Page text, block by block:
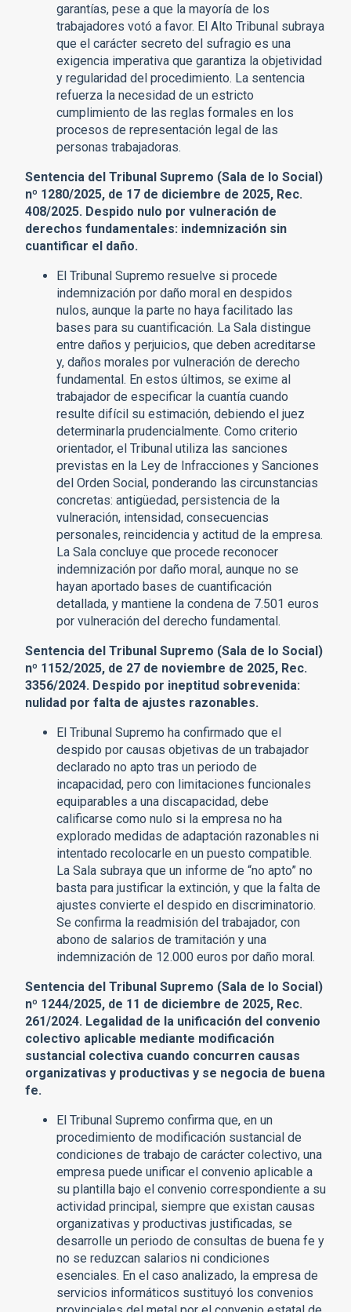
garantías, pese a que la mayoría de los
trabajadores votó a favor. El Alto Tribunal subraya
que el carácter secreto del sufragio es una
exigencia imperativa que garantiza la objetividad
y regularidad del procedimiento. La sentencia
refuerza la necesidad de un estricto
cumplimiento de las reglas formales en los
procesos de representación legal de las
personas trabajadoras.
Sentencia del Tribunal Supremo (Sala de lo Social)
nº 1280/2025, de 17 de diciembre de 2025, Rec.
408/2025. Despido nulo por vulneración de
derechos fundamentales: indemnización sin
cuantificar el daño.
El Tribunal Supremo resuelve si procede
indemnización por daño moral en despidos
nulos, aunque la parte no haya facilitado las
bases para su cuantificación. La Sala distingue
entre daños y perjuicios, que deben acreditarse
y, daños morales por vulneración de derecho
fundamental. En estos últimos, se exime al
trabajador de especificar la cuantía cuando
resulte difícil su estimación, debiendo el juez
determinarla prudencialmente. Como criterio
orientador, el Tribunal utiliza las sanciones
previstas en la Ley de Infracciones y Sanciones
del Orden Social, ponderando las circunstancias
concretas: antigüedad, persistencia de la
vulneración, intensidad, consecuencias
personales, reincidencia y actitud de la empresa.
La Sala concluye que procede reconocer
indemnización por daño moral, aunque no se
hayan aportado bases de cuantificación
detallada, y mantiene la condena de 7.501 euros
por vulneración del derecho fundamental.
Sentencia del Tribunal Supremo (Sala de lo Social)
nº 1152/2025, de 27 de noviembre de 2025, Rec.
3356/2024. Despido por ineptitud sobrevenida:
nulidad por falta de ajustes razonables.
El Tribunal Supremo ha confirmado que el
despido por causas objetivas de un trabajador
declarado no apto tras un periodo de
incapacidad, pero con limitaciones funcionales
equiparables a una discapacidad, debe
calificarse como nulo si la empresa no ha
explorado medidas de adaptación razonables ni
intentado recolocarle en un puesto compatible.
La Sala subraya que un informe de “no apto” no
basta para justificar la extinción, y que la falta de
ajustes convierte el despido en discriminatorio.
Se confirma la readmisión del trabajador, con
abono de salarios de tramitación y una
indemnización de 12.000 euros por daño moral.
Sentencia del Tribunal Supremo (Sala de lo Social)
nº 1244/2025, de 11 de diciembre de 2025, Rec.
261/2024. Legalidad de la unificación del convenio
colectivo aplicable mediante modificación
sustancial colectiva cuando concurren causas
organizativas y productivas y se negocia de buena
fe.
El Tribunal Supremo confirma que, en un
procedimiento de modificación sustancial de
condiciones de trabajo de carácter colectivo, una
empresa puede unificar el convenio aplicable a
su plantilla bajo el convenio correspondiente a su
actividad principal, siempre que existan causas
organizativas y productivas justificadas, se
desarrolle un periodo de consultas de buena fe y
no se reduzcan salarios ni condiciones
esenciales. En el caso analizado, la empresa de
servicios informáticos sustituyó los convenios